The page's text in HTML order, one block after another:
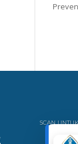
SCAN